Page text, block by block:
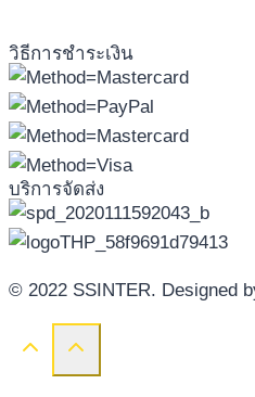
วิธีการชำระเงิน
บริการจัดส่ง
© 2022 SSINTER. Designed